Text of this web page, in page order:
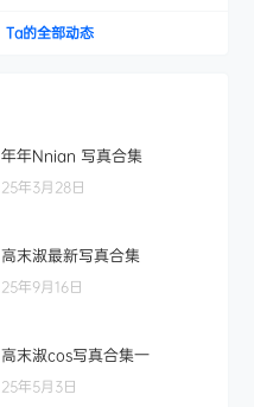
Ta的全部动态
年年Nnian 写真合集
25年3月28日
高末淑最新写真合集
25年9月16日
高末淑cos写真合集一
25年5月3日